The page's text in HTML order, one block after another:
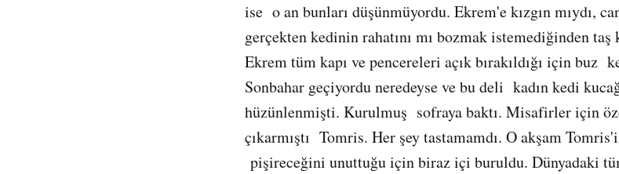
ise o an bunları düşünmüyordu. Ekrem'e kızgın mıydı,
gerçekten kedinin rahatını mı bozmak istemediğinden
Ekrem tüm kapı ve pencereleri açık bırakıldığı için buz
Sonbahar geçiyordu neredeyse ve bu deli kadın kedi
hüzünlenmişti. Kurulmuş sofraya baktı. Misafirler için
çıkarmıştı Tomris. Her şey tastamamdı. O akşam
pişireceğini unuttuğu için biraz içi buruldu. Dünyadaki